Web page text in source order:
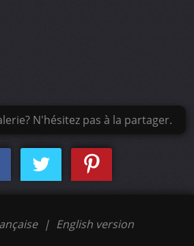
N'hésitez pas à la partager.
| English version